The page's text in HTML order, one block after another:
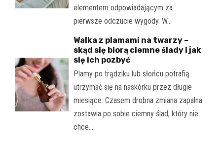
elementem odpowiadającym za
pierwsze odczucie wygody. W…
Walka z plamami na twarzy –
skąd się biorą ciemne ślady i jak
się ich pozbyć
Plamy po trądziku lub słońcu potrafią
utrzymać się na naskórku przez długie
miesiące. Czasem drobna zmiana zapalna
zostawia po sobie ciemny ślad, który nie
chce…